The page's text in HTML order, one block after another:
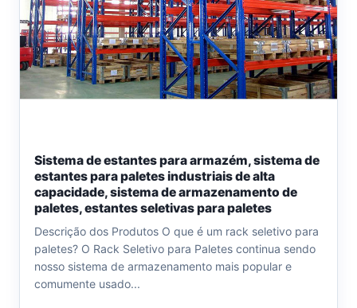
Sistema de estantes para armazém, sistema de
estantes para paletes industriais de alta
capacidade, sistema de armazenamento de
paletes, estantes seletivas para paletes
Descrição dos Produtos O que é um rack seletivo para
paletes? O Rack Seletivo para Paletes continua sendo
nosso sistema de armazenamento mais popular e
comumente usado...